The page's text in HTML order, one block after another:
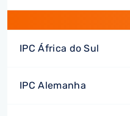
IPC África do Sul
IPC Alemanha